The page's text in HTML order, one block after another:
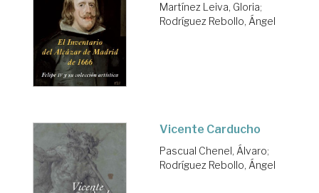
Martínez Leiva, Gloria;
Rodríguez Rebollo, Ángel
Vicente Carducho
Pascual Chenel, Álvaro;
Rodríguez Rebollo, Ángel